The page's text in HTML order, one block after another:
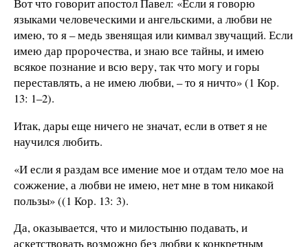
языками человеческими и ангельскими, а любви не
имею, то я – медь звенящая или кимвал звучащий. Если
имею дар пророчества, и знаю все тайны, и имею
всякое познание и всю веру, так что могу и горы
переставлять, а не имею любви, – то я ничто» (1 Кор.
13: 1–2).
Итак, дары еще ничего не значат, если в ответ я не
научился любить.
«И если я раздам все имение мое и отдам тело мое на
сожжение, а любви не имею, нет мне в том никакой
пользы» ((1 Кор. 13: 3).
Да, оказывается, что и милостыню подавать, и
аскетствовать возможно без любви к конкретным